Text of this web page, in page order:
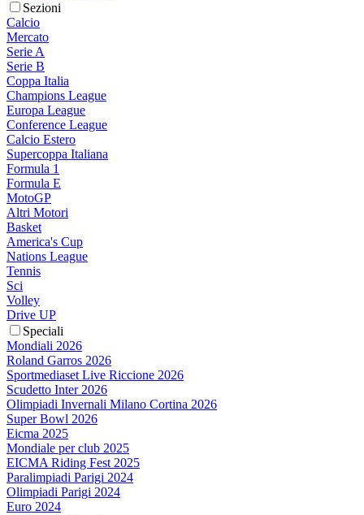
Sezioni
Calcio
Mercato
Serie A
Serie B
Coppa Italia
Champions League
Europa League
Conference League
Calcio Estero
Supercoppa Italiana
Formula 1
Formula E
MotoGP
Altri Motori
Basket
America's Cup
Nations League
Tennis
Sci
Volley
Drive UP
Speciali
Mondiali 2026
Roland Garros 2026
Sportmediaset Live Riccione 2026
Scudetto Inter 2026
Olimpiadi Invernali Milano Cortina 2026
Super Bowl 2026
Eicma 2025
Mondiale per club 2025
EICMA Riding Fest 2025
Paralimpiadi Parigi 2024
Olimpiadi Parigi 2024
Euro 2024